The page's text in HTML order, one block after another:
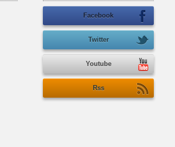
Facebook
Twitter
Youtube
Rss